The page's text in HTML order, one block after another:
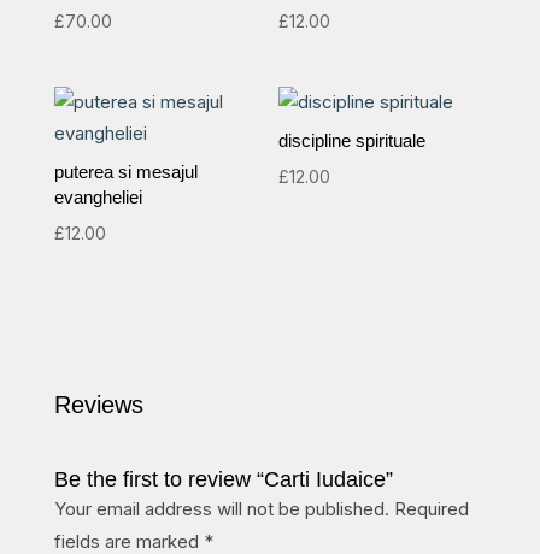
£70.00
£12.00
puterea si mesajul
evangheliei
£12.00
discipline spirituale
£12.00
Reviews
Be the first to review “Carti Iudaice”
Your email address will not be published. Required
fields are marked *